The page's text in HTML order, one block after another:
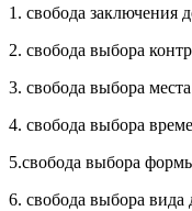
1. свобода заключения
2. свобода выбора
3. свобода выбора
4. свобода выбора
5.свобода выбора
6. свобода выбора вида